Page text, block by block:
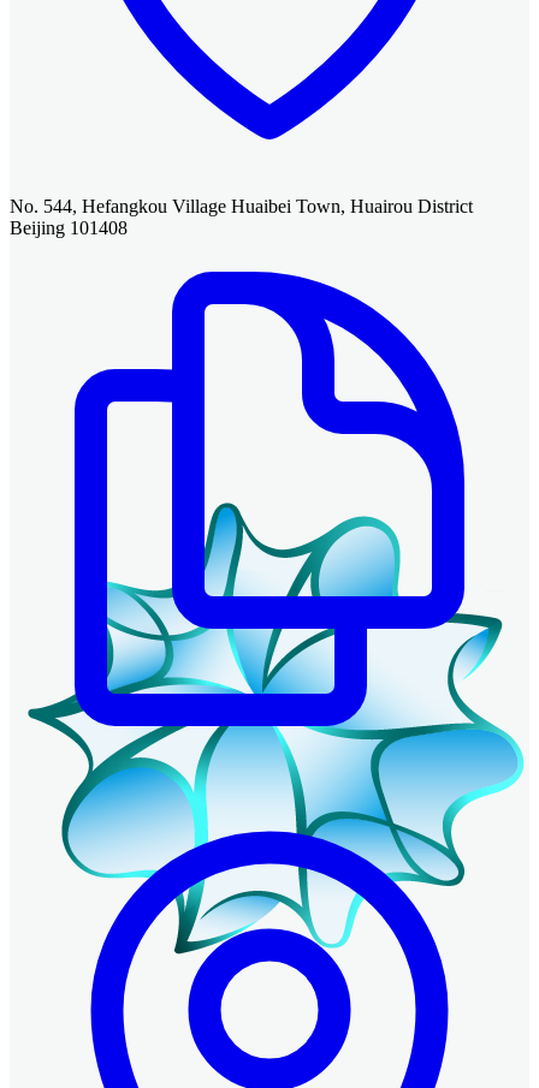
No. 544, Hefangkou Village Huaibei Town, Huairou District
Beijing 101408